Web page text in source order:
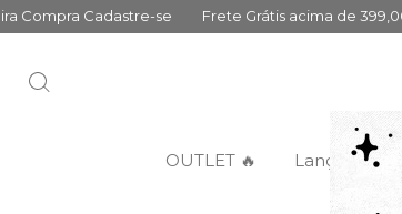
Cadastre-se Frete Grátis acima de 399,00
OUTLET 🔥 Lançamentos